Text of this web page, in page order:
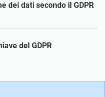
dei dati secondo il GDPR
del GDPR